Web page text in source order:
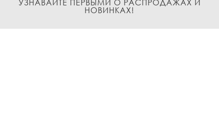
УЗНАВАЙТЕ ПЕРВЫМИ О РАСПРОДАЖАХ И
НОВИНКАХ!